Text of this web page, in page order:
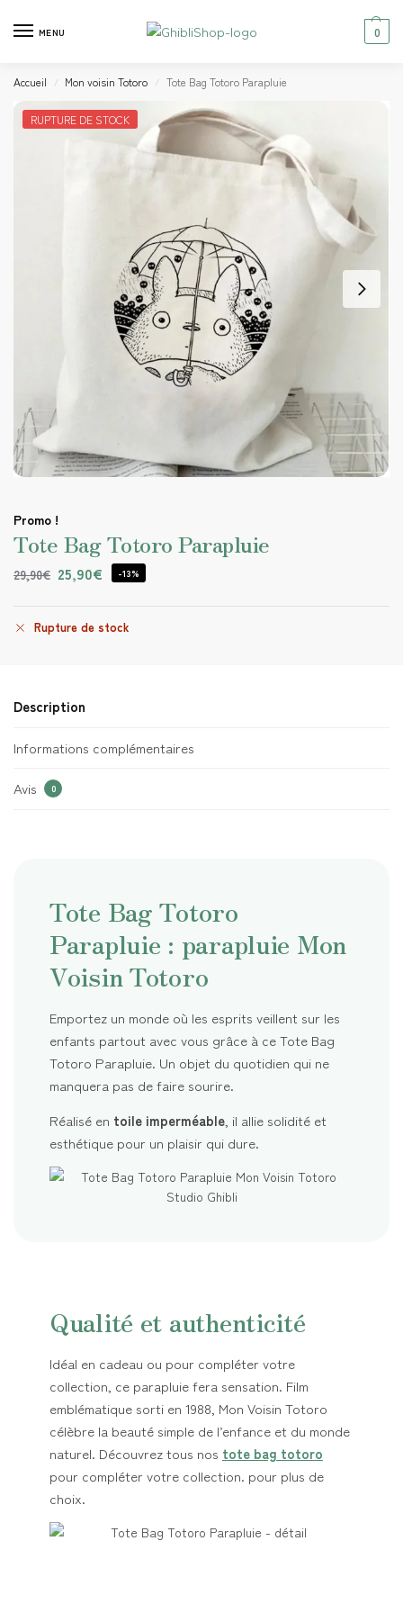
MENU 0
Accueil / Mon voisin Totoro / Tote Bag Totoro Parapluie
RUPTURE DE STOCK
Promo !
Tote Bag Totoro Parapluie
29,90€ 25,90€ -13%
Rupture de stock
Description
Informations complémentaires
Avis 0
Tote Bag Totoro
Parapluie : parapluie Mon
Voisin Totoro
Emportez un monde où les esprits veillent sur les
enfants partout avec vous grâce à ce Tote Bag
Totoro Parapluie. Un objet du quotidien qui ne
manquera pas de faire sourire.
Réalisé en toile imperméable, il allie solidité et
esthétique pour un plaisir qui dure.
Qualité et authenticité
Idéal en cadeau ou pour compléter votre
collection, ce parapluie fera sensation. Film
emblématique sorti en 1988, Mon Voisin Totoro
célèbre la beauté simple de l’enfance et du monde
naturel. Découvrez tous nos tote bag totoro
pour compléter votre collection. pour plus de
choix.